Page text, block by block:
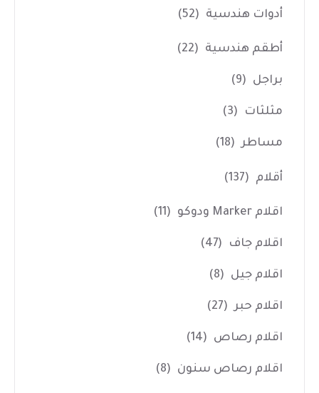
أدوات هندسية (52)
أطقم هندسية (22)
براجل (9)
مثلثات (3)
مساطر (18)
أقلام (137)
اقلام Marker ودوكو (11)
اقلام جاف (47)
اقلام جيل (8)
اقلام حبر (27)
اقلام رصاص (14)
اقلام رصاص سنون (8)